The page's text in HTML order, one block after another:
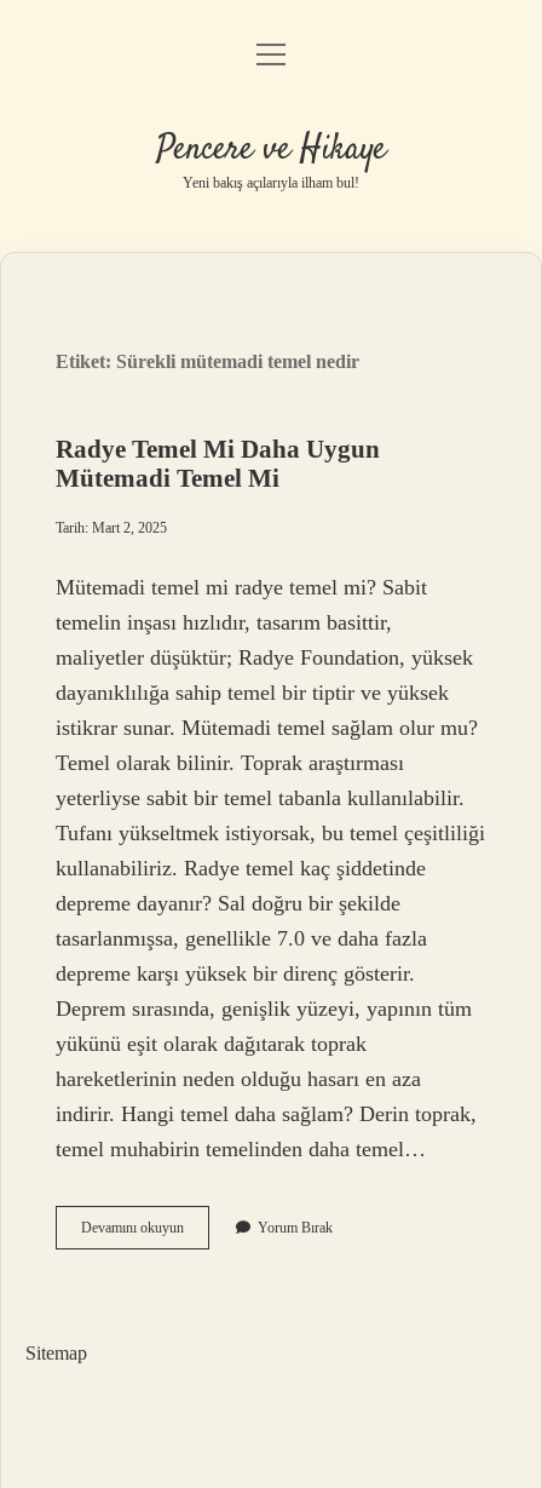
Anasayfa
Yasal Uyarı
menüyü
Pencere ve Hikaye
Yeni bakış açılarıyla ilham bul!
Etiket: Sürekli mütemadi temel nedir
Radye Temel Mi Daha Uygun
Mütemadi Temel Mi
Tarih: Mart 2, 2025
Mütemadi temel mi radye temel mi? Sabit
temelin inşası hızlıdır, tasarım basittir,
maliyetler düşüktür; Radye Foundation, yüksek
dayanıklılığa sahip temel bir tiptir ve yüksek
istikrar sunar. Mütemadi temel sağlam olur mu?
Temel olarak bilinir. Toprak araştırması
yeterliyse sabit bir temel tabanla kullanılabilir.
Tufanı yükseltmek istiyorsak, bu temel çeşitliliği
kullanabiliriz. Radye temel kaç şiddetinde
depreme dayanır? Sal doğru bir şekilde
tasarlanmışsa, genellikle 7.0 ve daha fazla
depreme karşı yüksek bir direnç gösterir.
Deprem sırasında, genişlik yüzeyi, yapının tüm
yükünü eşit olarak dağıtarak toprak
hareketlerinin neden olduğu hasarı en aza
indirir. Hangi temel daha sağlam? Derin toprak,
temel muhabirin temelinden daha temel…
Devamını okuyunRadye
Temel
Yorum Bırak
Sitemap